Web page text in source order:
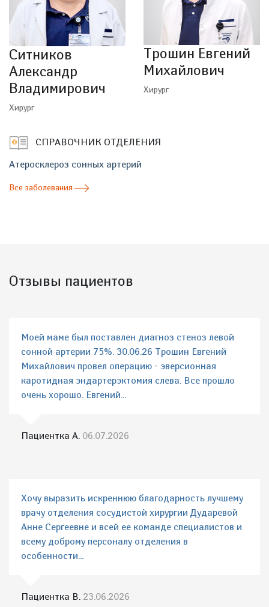
Ситников
Александр
Владимирович
Хирург
Трошин Евгений
Михайлович
Хирург
СПРАВОЧНИК ОТДЕЛЕНИЯ
Атеросклероз сонных артерий
Все заболевания
Отзывы пациентов
Моей маме был поставлен диагноз стеноз левой
сонной артерии 75%. 30.06.26 Трошин Евгений
Михайлович провел операцию - эверсионная
каротидная эндартерэктомия слева. Все прошло
очень хорошо. Евгений...
Пациентка А. 06.07.2026
Хочу выразить искреннюю благодарность лучшему
врачу отделения сосудистой хирургии Дударевой
Анне Сергеевне и всей ее команде специалистов и
всему доброму персоналу отделения в
особенности...
Пациентка В. 23.06.2026